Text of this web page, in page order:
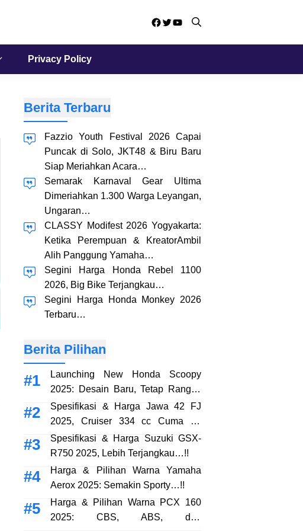
Facebook
Twitter
YouTube
Privacy Policy
Berita Terbaru
Fazzio Youth Festival 2026 Capai
Puncak di Solo, JKT48 & Biru Baru
Siap Meriahkan Acara…
Semarak Karnaval Gear Ultima
Dimeriahkan 1.300 Warga Leyangan,
Ungaran…
CLASSY Modifest 2026 Yogyakarta:
Ketika Perempuan & KreatorAmbil
Alih Panggung Yamaha…
Segini Harga Honda Rebel 1100
2026, Big Bike Terjangkau…
Segini Harga Honda Monkey 2026
Terbaru…
Berita Pilihan
Launching New Honda Scoopy
2025: Desain Baru, Tetap Rangka
eSAF…!!
Spesifikasi & Harga Jawa 42 FJ
2025, Cruiser 334 cc Cuma 38
Jutaan…!!
Spesifikasi & Harga Suzuki GSX-
R750 2025, Lebih Terjangkau…!!
Harga & Pilihan Warna Yamaha
Aerox 2025: Semakin Sporty…!!
Harga & Pilihan Warna PCX 160
2025: CBS, ABS, dan